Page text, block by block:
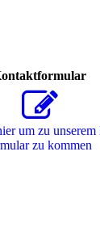
um zu
zu kommen